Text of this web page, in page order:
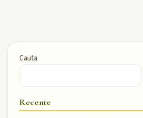
Cauta
Recente